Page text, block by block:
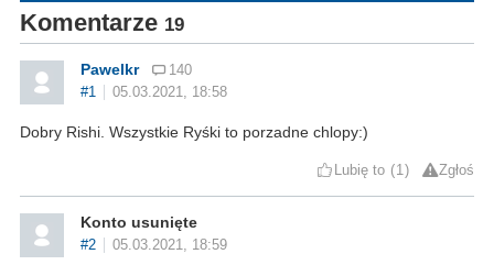
Komentarze 19
Pawelkr
140
#1
05.03.2021, 18:58
Dobry Rishi. Wszystkie Ryśki to porzadne chlopy:)
Lubię to 1 Zgłoś
Konto usunięte
#2 05.03.2021, 18:59